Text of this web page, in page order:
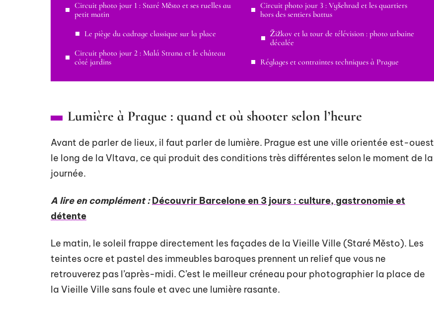
Circuit photo jour 1 : Staré Město et ses ruelles au
petit matin
Le piège du cadrage classique sur la place
Circuit photo jour 2 : Malá Strana et le château
côté jardins
Circuit photo jour 3 : Vyšehrad et les quartiers
hors des sentiers battus
Žižkov et la tour de télévision : photo urbaine
décalée
Réglages et contraintes techniques à Prague
Lumière à Prague : quand et où shooter selon l’heure
Avant de parler de lieux, il faut parler de lumière. Prague est une ville orientée est-ouest
le long de la Vltava, ce qui produit des conditions très différentes selon le moment de la
journée.
A lire en complément : Découvrir Barcelone en 3 jours : culture, gastronomie et
détente
Le matin, le soleil frappe directement les façades de la Vieille Ville (Staré Město). Les
teintes ocre et pastel des immeubles baroques prennent un relief que vous ne
retrouverez pas l’après-midi. C’est le meilleur créneau pour photographier la place de
la Vieille Ville sans foule et avec une lumière rasante.